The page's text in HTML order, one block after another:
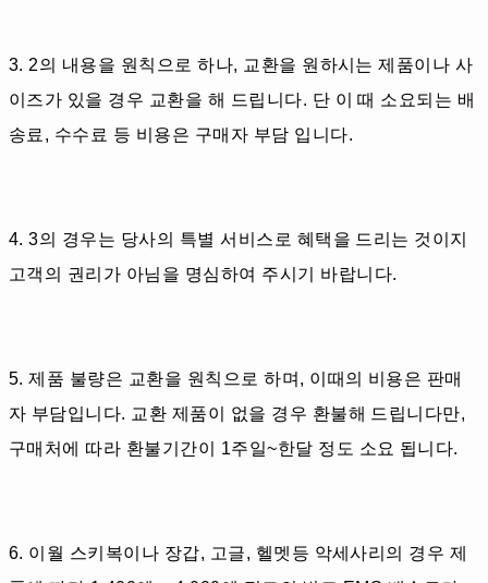
3. 2의 내용을 원칙으로 하나, 교환을 원하시는 제품이나 사
이즈가 있을 경우 교환을 해 드립니다. 단 이 때 소요되는 배
송료, 수수료 등 비용은 구매자 부담 입니다.
4. 3의 경우는 당사의 특별 서비스로 혜택을 드리는 것이지
고객의 권리가 아님을 명심하여 주시기 바랍니다.
5. 제품 불량은 교환을 원칙으로 하며, 이때의 비용은 판매
자 부담입니다. 교환 제품이 없을 경우 환불해 드립니다만,
구매처에 따라 환불기간이 1주일~한달 정도 소요 됩니다.
6. 이월 스키복이나 장갑, 고글, 헬멧등 악세사리의 경우 제